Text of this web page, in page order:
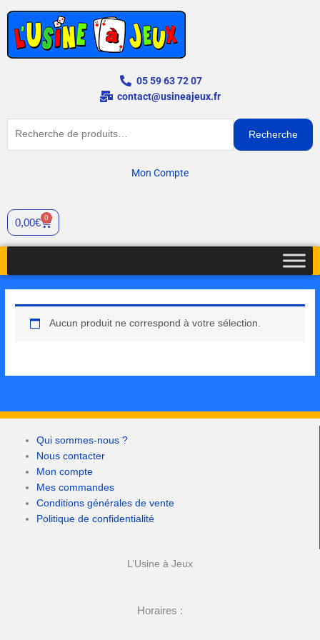
contenu
05 59 63 72 07
contact@usineajeux.fr
Recherche
Mon Compte
0,00€ 0
Cart
Aucun produit ne correspond à votre sélection.
Qui sommes-nous ?
Nous contacter
Mon compte
Mes commandes
Conditions générales de vente
Politique de confidentialité
L’Usine à Jeux
Horaires :